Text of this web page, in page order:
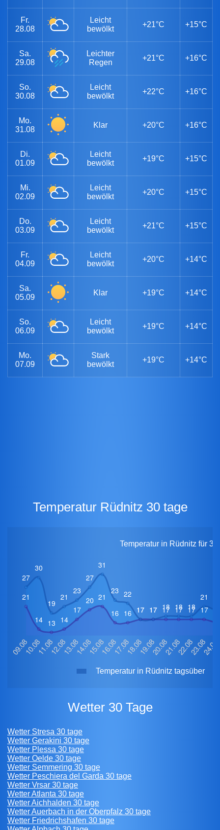
Fr.
28.08
Leicht
bewölkt
+21°C +15°C
Sa.
29.08
Leichter
Regen
+21°C +16°C
So.
30.08
Leicht
bewölkt
+22°C +16°C
Mo.
31.08
Klar +20°C +16°C
Di.
01.09
Leicht
bewölkt
+19°C +15°C
Mi.
02.09
Leicht
bewölkt
+20°C +15°C
Do.
03.09
Leicht
bewölkt
+21°C +15°C
Fr.
04.09
Leicht
bewölkt
+20°C +14°C
Sa.
05.09
Klar +19°C +14°C
So.
06.09
Leicht
bewölkt
+19°C +14°C
Mo.
07.09
Stark
bewölkt
+19°C +14°C
Temperatur Rüdnitz 30 tage
Temperatur in Rüdnitz für
Temperatur in Rüdnitz tagsüber
Wetter 30 Tage
Wetter Stresa 30 tage
Wetter Gerakini 30 tage
Wetter Plessa 30 tage
Wetter Oelde 30 tage
Wetter Semmering 30 tage
Wetter Peschiera del Garda 30 tage
Wetter Vrsar 30 tage
Wetter Atlanta 30 tage
Wetter Aichhalden 30 tage
Wetter Auerbach in der Oberpfalz 30 tage
Wetter Friedrichshafen 30 tage